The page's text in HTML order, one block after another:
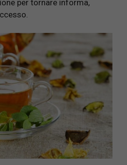
per tornare informa,